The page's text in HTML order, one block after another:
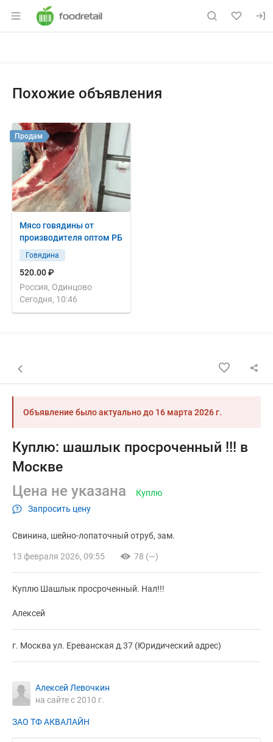
Раздел навигации по сайту
Похожие объявления
Мясо говядины от
производителя оптом РБ
Говядина
520.00 ₽
Россия, Одинцово
Сегодня, 10:46
Продам
Назад к списку объявлений
Объявление было актуально до 16 марта 2026 г.
Куплю: шашлык просроченный !!! в
Москве
Цена не указана
Запросить цену
Куплю
Свинина шейно-лопаточный отруб зам.
13 февраля 2026, 09:55 78 (—)
Куплю Шашлык просроченный. Нал!!!
Алексей
г. Москва ул. Ереванская д.37 (Юридический адрес)
Алексей Левочкин
на сайте с 2010 г.
ЗАО ТФ АКВАЛАЙН